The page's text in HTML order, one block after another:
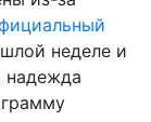
неделе и
надежда